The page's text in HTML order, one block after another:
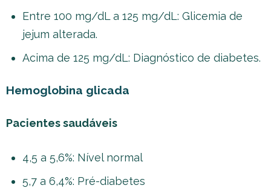
Entre 100 mg/dL a 125 mg/dL: Glicemia de
jejum alterada.
Acima de 125 mg/dL: Diagnóstico de diabetes.
Hemoglobina glicada
Pacientes saudáveis
4,5 a 5,6%: Nível normal
5,7 a 6,4%: Pré-diabetes